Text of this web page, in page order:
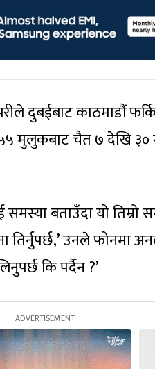
दुबईबाट काठमाडौं
५५ मुलुकबाट चैत ७ देखि
बताउँदा यो तिम्रो
तिर्नुपर्छ,’ उनले फोनमा
कि पर्दैन ?’